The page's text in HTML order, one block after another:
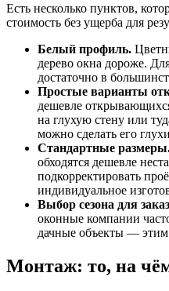
Есть несколько пунктов,
стоимость без ущерба для
Белый профиль.
дерево окна дороже.
достаточно в
Простые варианты
дешевле
на глухую стену или
можно сделать его
Стандартные
обходятся дешевле
подкорректировать
индивидуальное
Выбор сезона для
оконные компании
дачные объекты — этим
Монтаж: то, на